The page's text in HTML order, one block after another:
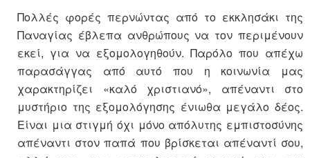
Πολλές φορές περνώντας από το εκκλησάκι της
Παναγίας έβλεπα ανθρώπους να τον περιμένουν
εκεί, για να εξομολογηθούν. Παρόλο που απέχω
παρασάγγας από αυτό που η κοινωνία μας
χαρακτηρίζει «καλό χριστιανό», απέναντι στο
μυστήριο της εξομολόγησης ένιωθα μεγάλο δέος.
Είναι μια στιγμή όχι μόνο απόλυτης εμπιστοσύνης
απέναντι στον παπά που βρίσκεται απέναντί σου,